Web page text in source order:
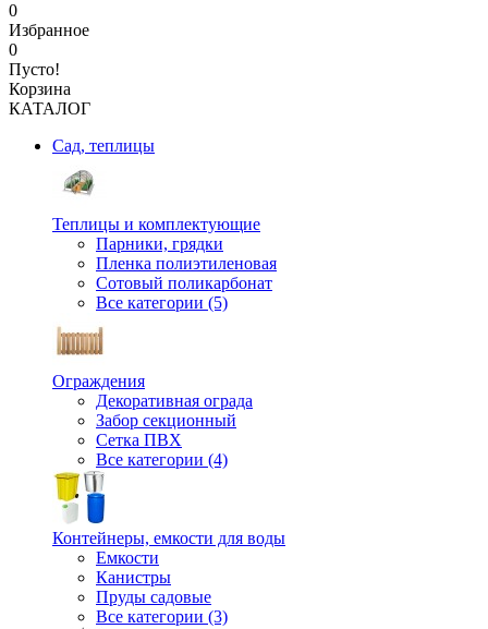
0
Избранное
0
Пусто!
Корзина
КАТАЛОГ
Сад, теплицы
Теплицы и комплектующие
Парники, грядки
Пленка полиэтиленовая
Сотовый поликарбонат
Все категории (5)
Ограждения
Декоративная ограда
Забор секционный
Сетка ПВХ
Все категории (4)
Контейнеры, емкости для воды
Емкости
Канистры
Пруды садовые
Все категории (3)